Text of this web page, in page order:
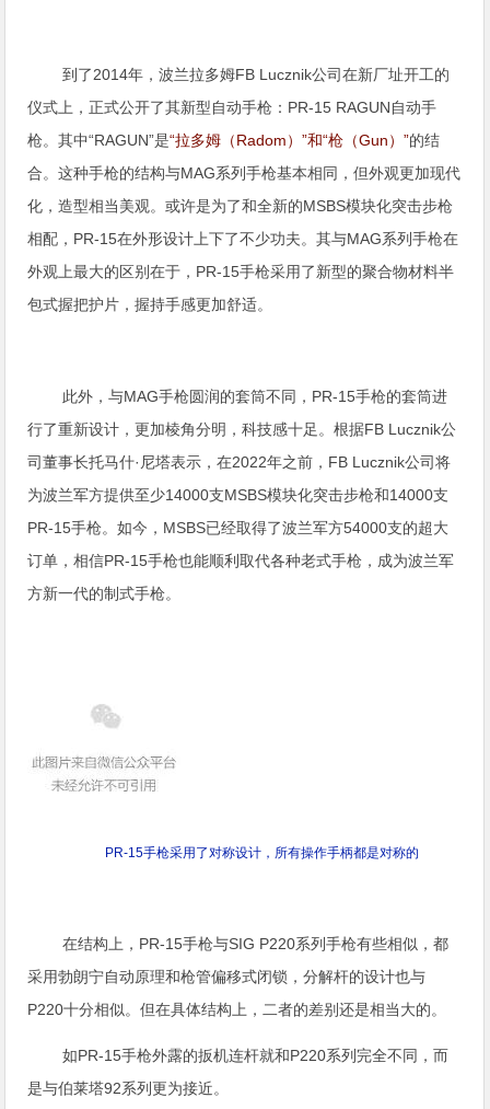
到了2014年，波兰拉多姆FB Lucznik公司在新厂址开工的
仪式上，正式公开了其新型自动手枪：PR-15 RAGUN自动手
枪。其中“RAGUN”是“拉多姆（Radom）”和“枪（Gun）”的结
合。这种手枪的结构与MAG系列手枪基本相同，但外观更加现代
化，造型相当美观。或许是为了和全新的MSBS模块化突击步枪
相配，PR-15在外形设计上下了不少功夫。其与MAG系列手枪在
外观上最大的区别在于，PR-15手枪采用了新型的聚合物材料半
包式握把护片，握持手感更加舒适。
此外，与MAG手枪圆润的套筒不同，PR-15手枪的套筒进
行了重新设计，更加棱角分明，科技感十足。根据FB Lucznik公
司董事长托马什·尼塔表示，在2022年之前，FB Lucznik公司将
为波兰军方提供至少14000支MSBS模块化突击步枪和14000支
PR-15手枪。如今，MSBS已经取得了波兰军方54000支的超大
订单，相信PR-15手枪也能顺利取代各种老式手枪，成为波兰军
方新一代的制式手枪。
PR-15手枪采用了对称设计，所有操作手柄都是对称的
在结构上，PR-15手枪与SIG P220系列手枪有些相似，都
采用勃朗宁自动原理和枪管偏移式闭锁，分解杆的设计也与
P220十分相似。但在具体结构上，二者的差别还是相当大的。
如PR-15手枪外露的扳机连杆就和P220系列完全不同，而
是与伯莱塔92系列更为接近。